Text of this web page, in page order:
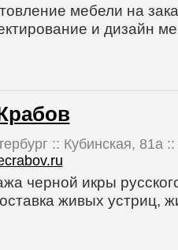
мебели на
и дизайн
:: Кубинская, 81а
черной икры
живых устриц,